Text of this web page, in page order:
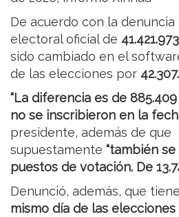
De acuerdo con la
electoral oficial de
sido cambiado en el
de las elecciones por
“La diferencia es de
no se inscribieron en la
presidente, además de que
supuestamente “también
puestos de votación. De
Denunció, además, que
mismo día de las